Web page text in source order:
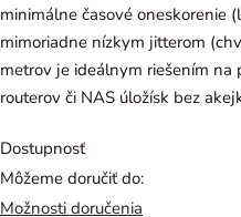
minimálne časové oneskorenie
mimoriadne nízkym jitterom
metrov je ideálnym riešením na
routerov či NAS úložísk bez
Dostupnosť
Môžeme doručiť do:
Možnosti doručenia